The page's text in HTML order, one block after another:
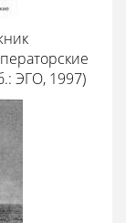
ЭГО, 1997)